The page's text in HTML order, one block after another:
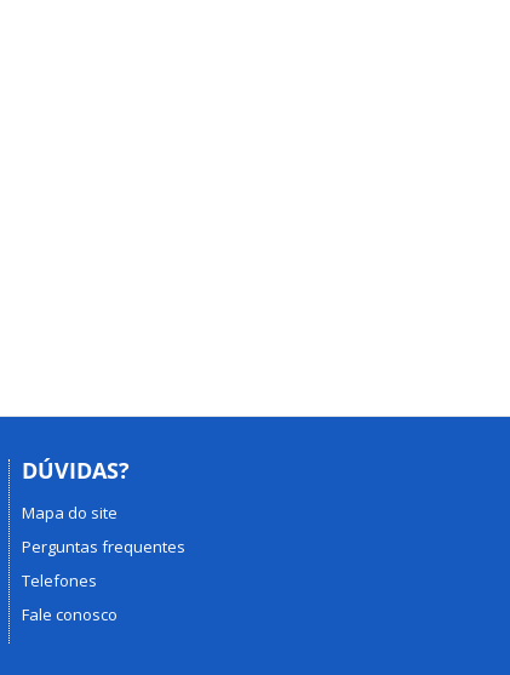
DÚVIDAS?
Mapa do site
Perguntas frequentes
Telefones
Fale conosco